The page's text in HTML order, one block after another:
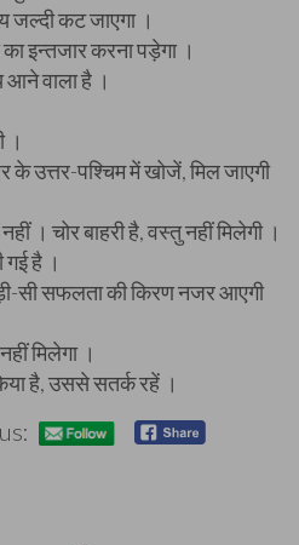
जल्दी कट जाएगा ।
इन्तजार करना पड़ेगा ।
वाला है ।
।
उत्तर-पश्चिम में खोजें, मिल जाएगी
। चोर बाहरी है, वस्तु नहीं मिलेगी ।
है ।
सी सफलता की किरण नजर आएगी
मिलेगा ।
है, उससे सतर्क रहें ।